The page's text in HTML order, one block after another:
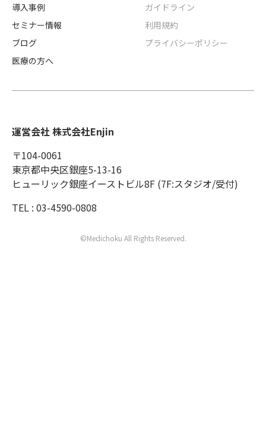
導入事例
セミナー情報
ブログ
医療の方へ
ガイドライン
利用規約
プライバシーポリシー
運営会社 株式会社Enjin
〒104-0061
東京都中央区銀座5-13-16
ヒューリック銀座イーストビル8F (7F:スタジオ/受付)
TEL : 03-4590-0808
©Medichoku All Rights Reserved.